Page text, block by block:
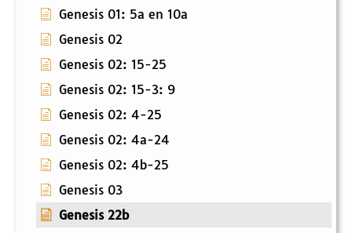
Genesis 01: 5a en 10a
Genesis 02
Genesis 02: 15-25
Genesis 02: 15-3: 9
Genesis 02: 4-25
Genesis 02: 4a-24
Genesis 02: 4b-25
Genesis 03
Genesis 22b